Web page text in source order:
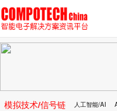
模拟技术/信号链 人工智能/AI